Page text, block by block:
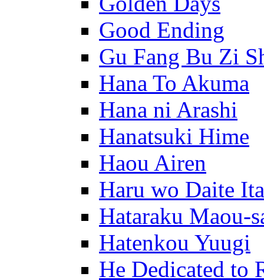
Good Ending
Gu Fang Bu Zi
Hana To Akuma
Hana ni Arashi
Hanatsuki Hime
Haou Airen
Haru wo Daite Ita
Hataraku Maou-
Hatenkou Yuugi
He Dedicated to